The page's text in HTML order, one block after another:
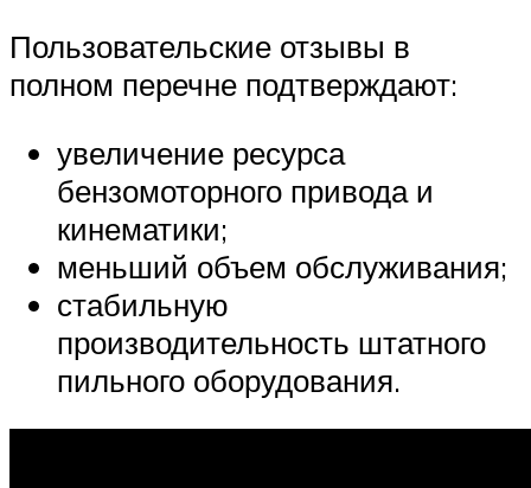
Пользовательские отзывы в
полном перечне подтверждают:
увеличение ресурса
бензомоторного привода и
кинематики;
меньший объем обслуживания;
стабильную
производительность штатного
пильного оборудования.